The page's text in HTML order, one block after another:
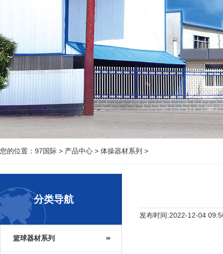
您的位置： 97国际 > 产品中心 > 体操器材系列 >
分类导航
篮球器材系列
发布时间:2022-12-04